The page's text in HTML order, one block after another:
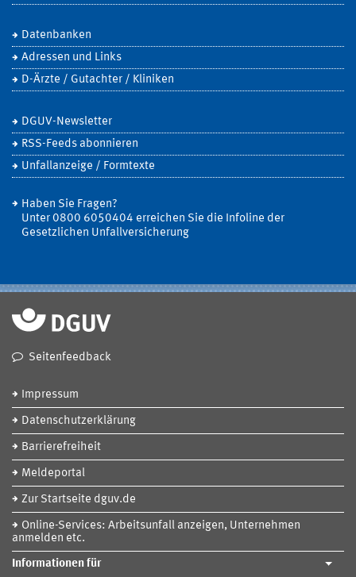
Datenbanken
Adressen und Links
D-Ärzte / Gutachter / Kliniken
DGUV-Newsletter
RSS-Feeds abonnieren
Unfallanzeige / Formtexte
Haben Sie Fragen?
Unter 0800 6050404 erreichen Sie die Infoline der
Gesetzlichen Unfallversicherung
Seitenfeedback
Impressum
Datenschutzerklärung
Barrierefreiheit
Meldeportal
Zur Startseite dguv.de
Online-Services: Arbeitsunfall anzeigen, Unternehmen
anmelden etc.
Informationen für